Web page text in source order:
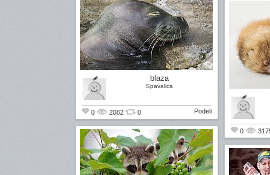
blaza
Spavalica
0 2082 0 Podeli
0